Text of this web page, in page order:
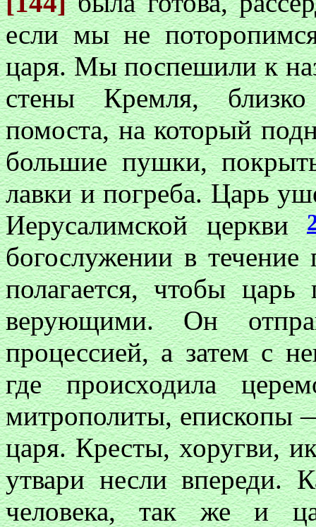
если мы не
царя. Мы поспешили к
стены Кремля,
помоста, на который
большие пушки,
лавки и погреба. Царь
Иерусалимской церкви
богослужении в
полагается, чтобы
верующими. Он
процессией, а затем с
где происходила
митрополиты, епископы
царя. Кресты, хоругви,
утвари несли впереди.
человека, так же и